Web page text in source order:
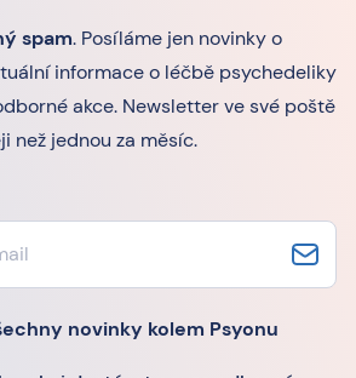
spam. Posíláme jen novinky o
informace o léčbě psychedeliky
akce. Newsletter ve své poště
než jednou za měsíc.
novinky kolem Psyonu